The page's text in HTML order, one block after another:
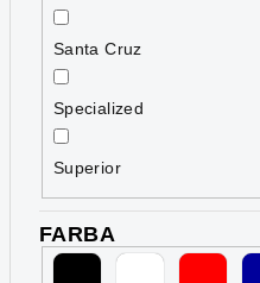
Santa Cruz
Specialized
Superior
FARBA